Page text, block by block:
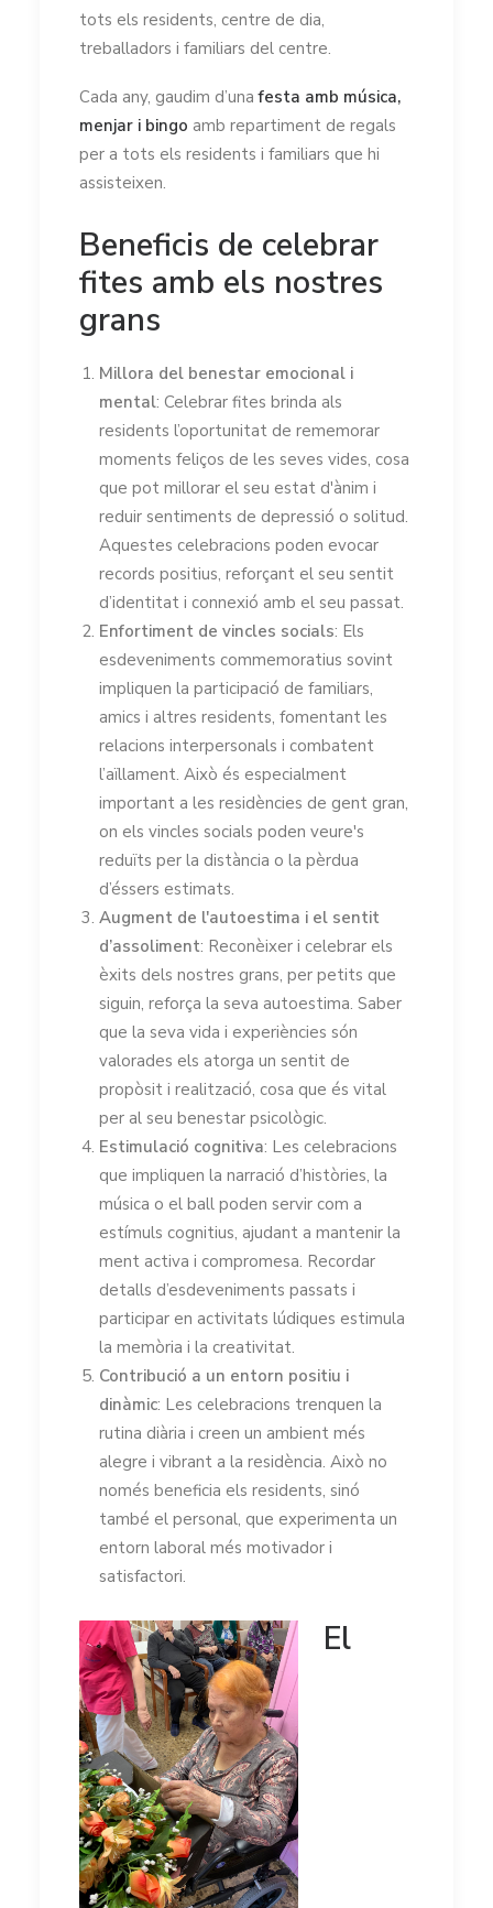
tots els residents, centre de dia,
treballadors i familiars del centre.
Cada any, gaudim d’unafesta amb música,
menjar i bingo amb repartiment de regals
per a tots els residents i familiars que hi
assisteixen.
Beneficis de celebrar
fites amb els nostres
grans
Millora del benestar emocional i
mental: Celebrar fites brinda als
residents l’oportunitat de rememorar
moments feliços de les seves vides, cosa
que pot millorar el seu estat d'ànim i
reduir sentiments de depressió o solitud.
Aquestes celebracions poden evocar
records positius, reforçant el seu sentit
d’identitat i connexió amb el seu passat.
Enfortiment de vincles socials: Els
esdeveniments commemoratius sovint
impliquen la participació de familiars,
amics i altres residents, fomentant les
relacions interpersonals i combatent
l’aïllament. Això és especialment
important a les residències de gent gran,
on els vincles socials poden veure's
reduïts per la distància o la pèrdua
d’éssers estimats.
Augment de l'autoestima i el sentit
d’assoliment: Reconèixer i celebrar els
èxits dels nostres grans, per petits que
siguin, reforça la seva autoestima. Saber
que la seva vida i experiències són
valorades els atorga un sentit de
propòsit i realització, cosa que és vital
per al seu benestar psicològic.
Estimulació cognitiva: Les celebracions
que impliquen la narració d’històries, la
música o el ball poden servir com a
estímuls cognitius, ajudant a mantenir la
ment activa i compromesa. Recordar
detalls d’esdeveniments passats i
participar en activitats lúdiques estimula
la memòria i la creativitat.
Contribució a un entorn positiu i
dinàmic: Les celebracions trenquen la
rutina diària i creen un ambient més
alegre i vibrant a la residència. Això no
només beneficia els residents, sinó
també el personal, que experimenta un
entorn laboral més motivador i
satisfactori.
El